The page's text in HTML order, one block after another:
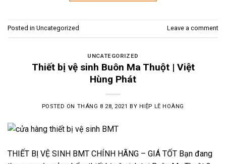
Posted in Uncategorized Leave a comment
UNCATEGORIZED
Thiết bị vệ sinh Buôn Ma Thuột | Việt
Hùng Phát
POSTED ON THÁNG 8 28, 2021 BY HIỆP LÊ HOÀNG
THIẾT BỊ VỆ SINH BMT CHÍNH HÃNG – GIÁ TỐT Bạn đang